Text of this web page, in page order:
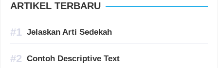
ARTIKEL TERBARU
Jelaskan Arti Sedekah
Contoh Descriptive Text